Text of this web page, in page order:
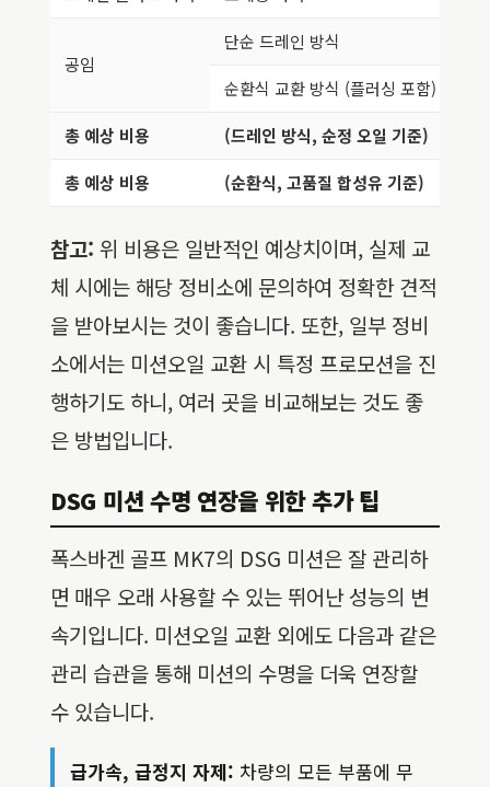
공임
단순 드레인 방식
순환식 교환 방식 (플러싱 포함)
총 예상 비용 (드레인 방식, 순정 오일 기준)
총 예상 비용 (순환식, 고품질 합성유 기준)
참고: 위 비용은 일반적인 예상치이며, 실제 교
체 시에는 해당 정비소에 문의하여 정확한 견적
을 받아보시는 것이 좋습니다. 또한, 일부 정비
소에서는 미션오일 교환 시 특정 프로모션을 진
행하기도 하니, 여러 곳을 비교해보는 것도 좋
은 방법입니다.
DSG 미션 수명 연장을 위한 추가 팁
폭스바겐 골프 MK7의 DSG 미션은 잘 관리하
면 매우 오래 사용할 수 있는 뛰어난 성능의 변
속기입니다. 미션오일 교환 외에도 다음과 같은
관리 습관을 통해 미션의 수명을 더욱 연장할
수 있습니다.
급가속, 급정지 자제: 차량의 모든 부품에 무